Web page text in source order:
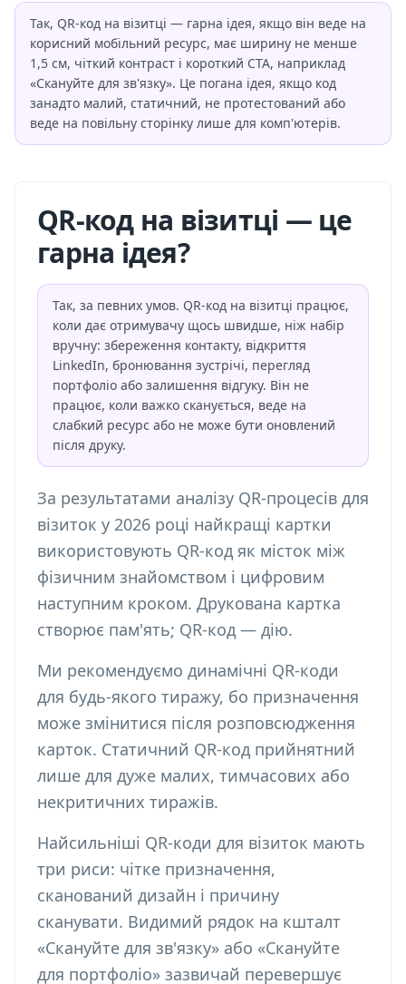
Так, QR-код на візитці — гарна ідея, якщо він веде на
корисний мобільний ресурс, має ширину не менше
1,5 см, чіткий контраст і короткий CTA, наприклад
«Скануйте для зв'язку». Це погана ідея, якщо код
занадто малий, статичний, не протестований або
веде на повільну сторінку лише для комп'ютерів.
QR-код на візитці — це
гарна ідея?
Так, за певних умов. QR-код на візитці працює,
коли дає отримувачу щось швидше, ніж набір
вручну: збереження контакту, відкриття
LinkedIn, бронювання зустрічі, перегляд
портфоліо або залишення відгуку. Він не
працює, коли важко сканується, веде на
слабкий ресурс або не може бути оновлений
після друку.
За результатами аналізу QR-процесів для
візиток у 2026 році найкращі картки
використовують QR-код як місток між
фізичним знайомством і цифровим
наступним кроком. Друкована картка
створює пам'ять; QR-код — дію.
Ми рекомендуємо динамічні QR-коди
для будь-якого тиражу, бо призначення
може змінитися після розповсюдження
карток. Статичний QR-код прийнятний
лише для дуже малих, тимчасових або
некритичних тиражів.
Найсильніші QR-коди для візиток мають
три риси: чітке призначення,
сканований дизайн і причину
сканувати. Видимий рядок на кшталт
«Скануйте для зв'язку» або «Скануйте
для портфоліо» зазвичай перевершує